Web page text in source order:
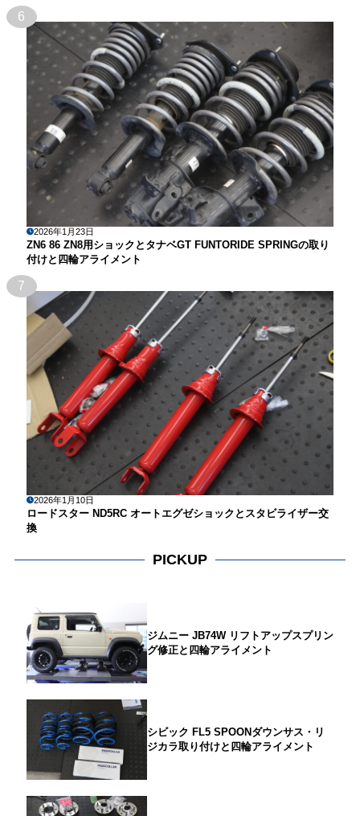
6
2026年1月23日
ZN6 86 ZN8用ショックとタナベGT FUNTORIDE SPRINGの取り
付けと四輪アライメント
7
2026年1月10日
ロードスター ND5RC オートエグゼショックとスタビライザー交
換
PICKUP
ジムニー JB74W リフトアップスプリン
グ修正と四輪アライメント
シビック FL5 SPOONダウンサス・リ
ジカラ取り付けと四輪アライメント